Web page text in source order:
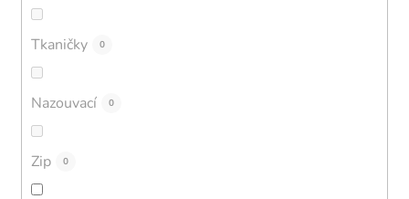
Tkaničky 0
Nazouvací 0
Zip 0